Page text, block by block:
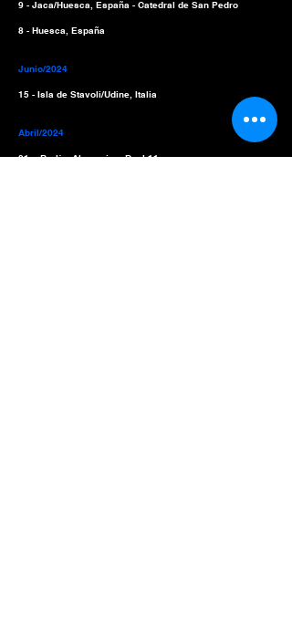
9 - Jaca/Huesca, España - Catedral de San Pedro
8 - Huesca, España
Junio/2024
15 - Isla de Stavoli/Udine, Italia
Abril/2024
21 – Berlín, Alemania – Dock11